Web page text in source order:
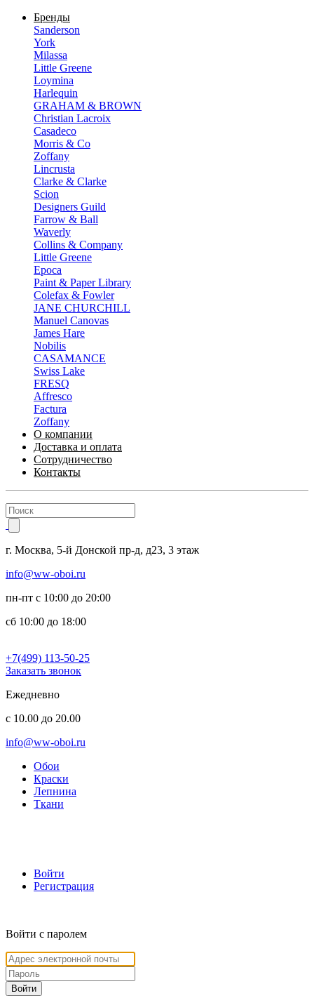
Бренды
Sanderson
York
Milassa
Little Greene
Loymina
Harlequin
GRAHAM & BROWN
Christian Lacroix
Casadeco
Morris & Co
Zoffany
Lincrusta
Clarke & Clarke
Scion
Designers Guild
Farrow & Ball
Waverly
Collins & Company
Little Greene
Epoca
Paint & Paper Library
Colefax & Fowler
JANE CHURCHILL
Manuel Canovas
James Hare
Nobilis
CASAMANCE
Swiss Lake
FRESQ
Affresco
Factura
Zoffany
О компании
Доставка и оплата
Сотрудничество
Контакты
г. Москва, 5-й Донской пр-д, д23, 3 этаж
info@ww-oboi.ru
пн-пт с 10:00 до 20:00
сб 10:00 до 18:00
+7(499) 113-50-25
Заказать звонок
Ежедневно
с 10.00 до 20.00
info@ww-oboi.ru
Обои
Краски
Лепнина
Ткани
Войти
Регистрация
Войти с паролем
Войти